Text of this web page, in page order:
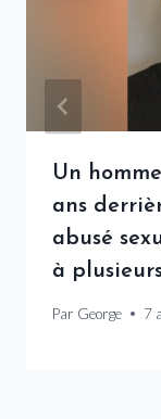
Un
ans
abusé
à
Par George 7